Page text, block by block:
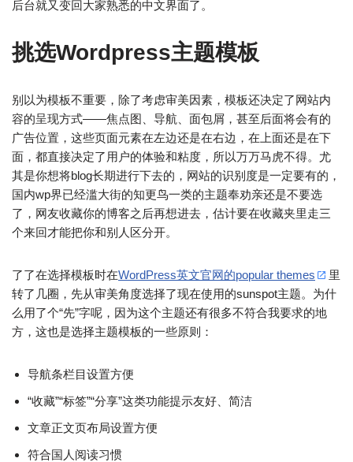
后台就又变回大家熟悉的中文界面了。
挑选Wordpress主题模板
别以为模板不重要，除了考虑审美因素，模板还决定了网站内
容的呈现方式——焦点图、导航、面包屑，甚至后面将会有的
广告位置，这些页面元素在左边还是在右边，在上面还是在下
面，都直接决定了用户的体验和粘度，所以万万马虎不得。尤
其是你想将blog长期进行下去的，网站的识别度是一定要有的，
国内wp界已经滥大街的知更鸟一类的主题奉劝亲还是不要选
了，网友收藏你的博客之后再想进去，估计要在收藏夹里走三
个来回才能把你和别人区分开。
了了在选择模板时在WordPress英文官网的popular themes
里
转了几圈，先从审美角度选择了现在使用的sunspot主题。为什
么用了个“先”字呢，因为这个主题还有很多不符合我要求的地
方，这也是选择主题模板的一些原则：
导航条栏目设置方便
“收藏”“标签”“分享”这类功能提示友好、简洁
文章正文页布局设置方便
符合国人阅读习惯